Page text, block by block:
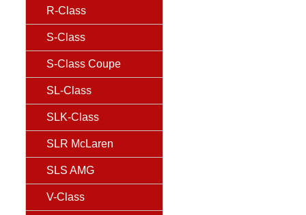
R-Class
S-Class
S-Class Coupe
SL-Class
SLK-Class
SLR McLaren
SLS AMG
V-Class